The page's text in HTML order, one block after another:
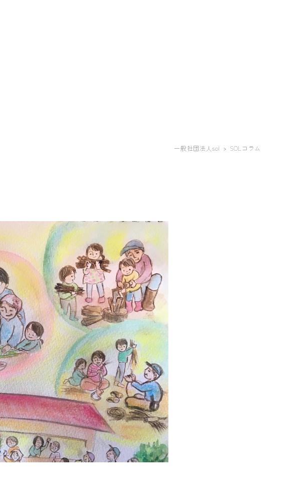
一般社団法人sol SOLコラム